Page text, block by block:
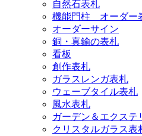
自然石表札
機能門柱 オーダー
オーダーサイン
銅・真鍮の表札
看板
創作表札
ガラスレンガ表札
ウェーブタイル表札
風水表札
ガーデン＆エクステ
クリスタルガラス表